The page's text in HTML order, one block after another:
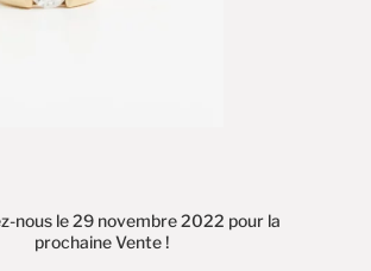
nous le 29 novembre 2022 pour la
prochaine Vente !